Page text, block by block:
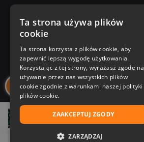
33,74 zł
Zakupy u nas
Nasza oferta
Nasi autorzy
Ta strona używa plików
cookie
Ta strona korzysta z plików cookie, aby
zapewnić lepszą wygodę użytkowania.
Korzystając z tej strony, wyrażasz zgodę na
używanie przez nas wszystkich plików
cookie zgodnie z warunkami naszej polityki
plików cookie.
ZAAKCEPTUJ ZGODY
ZARZĄDZAJ